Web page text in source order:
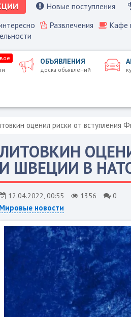
Новые поступления
Развлечения Кафе
ОБЪЯВЛЕНИЯ
доска объявлений
оценил риски от вступления
И ШВЕЦИИ В
12.04.2022, 00:55 1356 0
Мировые новости